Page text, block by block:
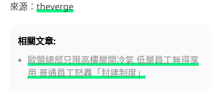
來源： theverge
相關文章:
歐盟總部只限高樓層開冷氣 低層員工無得享
用 普通員工怒轟「封建制度」